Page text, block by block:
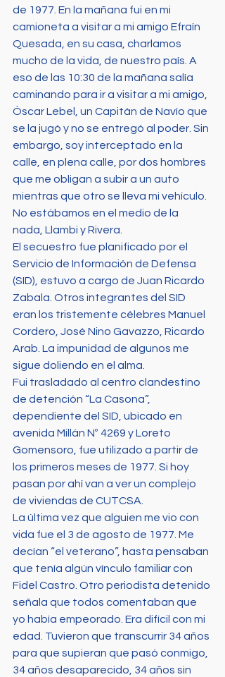
de 1977. En la mañana fui en mi
camioneta a visitar a mi amigo Efraín
Quesada, en su casa, charlamos
mucho de la vida, de nuestro país. A
eso de las 10:30 de la mañana salía
caminando para ir a visitar a mi amigo,
Óscar Lebel, un Capitán de Navío que
se la jugó y no se entregó al poder. Sin
embargo, soy interceptado en la
calle, en plena calle, por dos hombres
que me obligan a subir a un auto
mientras que otro se lleva mi vehículo.
No estábamos en el medio de la
nada, Llambi y Rivera.
El secuestro fue planificado por el
Servicio de Información de Defensa
(SID), estuvo a cargo de Juan Ricardo
Zabala. Otros integrantes del SID
eran los tristemente célebres Manuel
Cordero, José Nino Gavazzo, Ricardo
Arab. La impunidad de algunos me
sigue doliendo en el alma.
Fui trasladado al centro clandestino
de detención “La Casona”,
dependiente del SID, ubicado en
avenida Millán Nº 4269 y Loreto
Gomensoro, fue utilizado a partir de
los primeros meses de 1977. Si hoy
pasan por ahí van a ver un complejo
de viviendas de CUTCSA.
La última vez que alguien me vio con
vida fue el 3 de agosto de 1977. Me
decían “el veterano”, hasta pensaban
que tenía algún vínculo familiar con
Fidel Castro. Otro periodista detenido
señala que todos comentaban que
yo había empeorado. Era difícil con mi
edad. Tuvieron que transcurrir 34 años
para que supieran que pasó conmigo,
34 años desaparecido, 34 años sin